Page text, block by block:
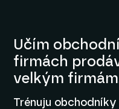
Učím
firmách
velkým
Trénuju